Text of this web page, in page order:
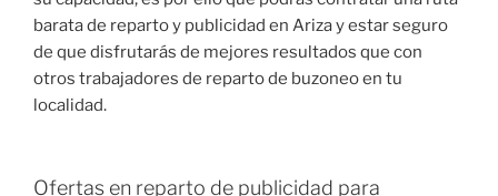
barata de reparto y publicidad en Ariza y estar seguro
de que disfrutarás de mejores resultados que con
otros trabajadores de reparto de buzoneo en tu
localidad.
Ofertas en reparto de publicidad para